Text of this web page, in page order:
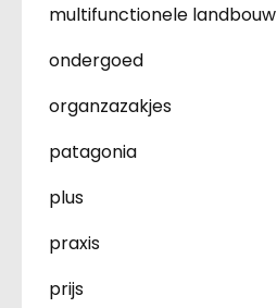
multifunctionele landbouw
ondergoed
organzazakjes
patagonia
plus
praxis
prijs